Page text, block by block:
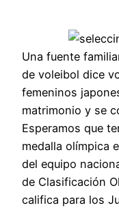
Una fuente
de voleibol dice
femeninos
matrimonio y se
Esperamos que
medalla olímpica
del equipo
de Clasificación
califica para los